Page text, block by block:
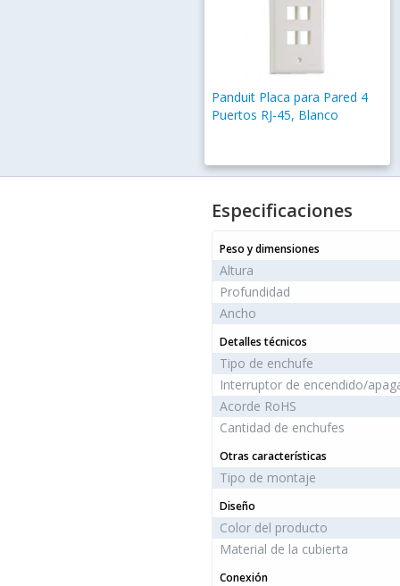
Panduit Placa para Pared 4
Puertos RJ-45, Blanco
Especificaciones
Peso y dimensiones
Altura
Profundidad
Ancho
Detalles técnicos
Tipo de enchufe
Interruptor de encendido/
Acorde RoHS
Cantidad de enchufes
Otras características
Tipo de montaje
Diseño
Color del producto
Material de la cubierta
Conexión